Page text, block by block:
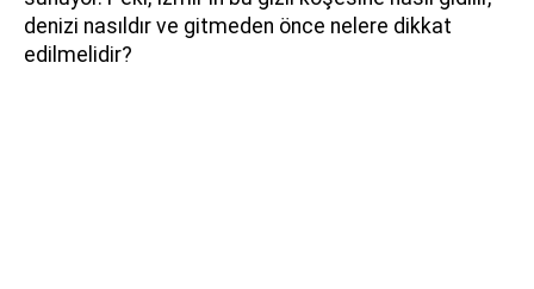
denizi nasıldır ve gitmeden önce nelere dikkat
edilmelidir?